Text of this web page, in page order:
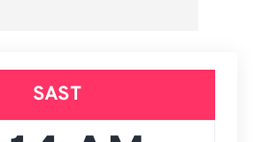
SAST